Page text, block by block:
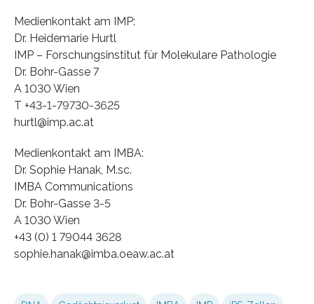
Medienkontakt am IMP:
Dr. Heidemarie Hurtl
IMP – Forschungsinstitut für Molekulare Pathologie
Dr. Bohr-Gasse 7
A 1030 Wien
T +43-1-79730-3625
hurtl@imp.ac.at
Medienkontakt am IMBA:
Dr. Sophie Hanak, M.sc.
IMBA Communications
Dr. Bohr-Gasse 3-5
A 1030 Wien
+43 (0) 1 79044 3628
sophie.hanak@imba.oeaw.ac.at